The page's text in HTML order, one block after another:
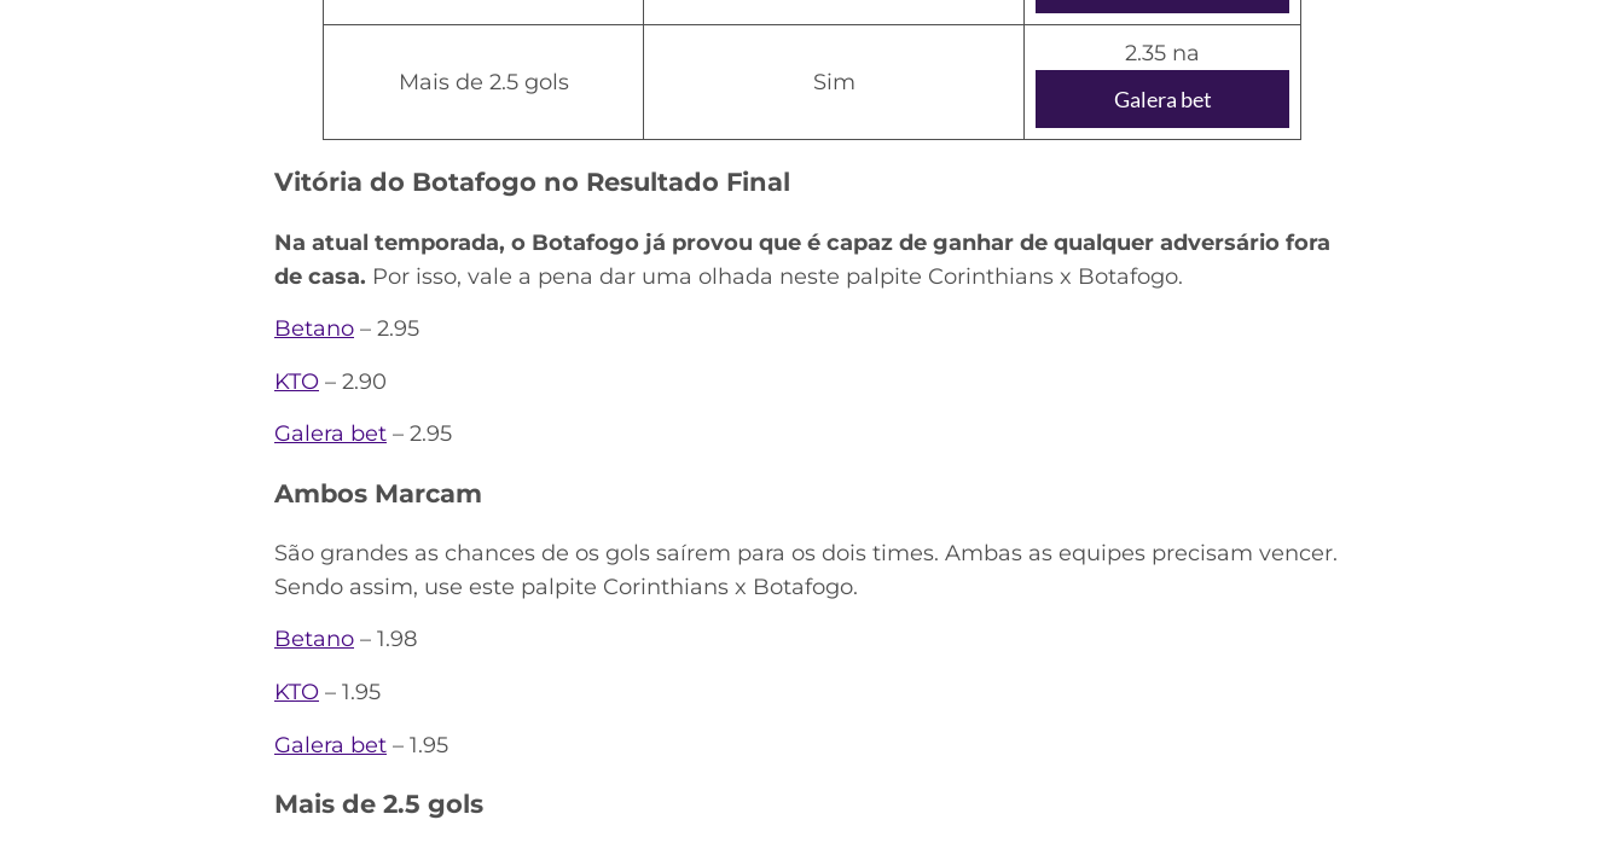
Mais de 2.5 gols Sim
2.35 na
Galera bet
Vitória do Botafogo no Resultado Final
Na atual temporada, o Botafogo já provou que é capaz de ganhar de qualquer adversário fora
de casa. Por isso, vale a pena dar uma olhada neste palpite Corinthians x Botafogo.
Betano – 2.95
KTO – 2.90
Galera bet – 2.95
Ambos Marcam
São grandes as chances de os gols saírem para os dois times. Ambas as equipes precisam vencer.
Sendo assim, use este palpite Corinthians x Botafogo.
Betano – 1.98
KTO – 1.95
Galera bet – 1.95
Mais de 2.5 gols